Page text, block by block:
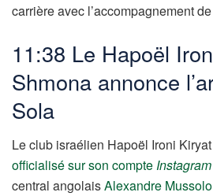
carrière avec l’accompagnement
11:38 Le Hapoël
Shmona annonce
Sola
Le club israélien Hapoël Ironi
officialisé sur son compteInstagram
central angolaisAlexandre